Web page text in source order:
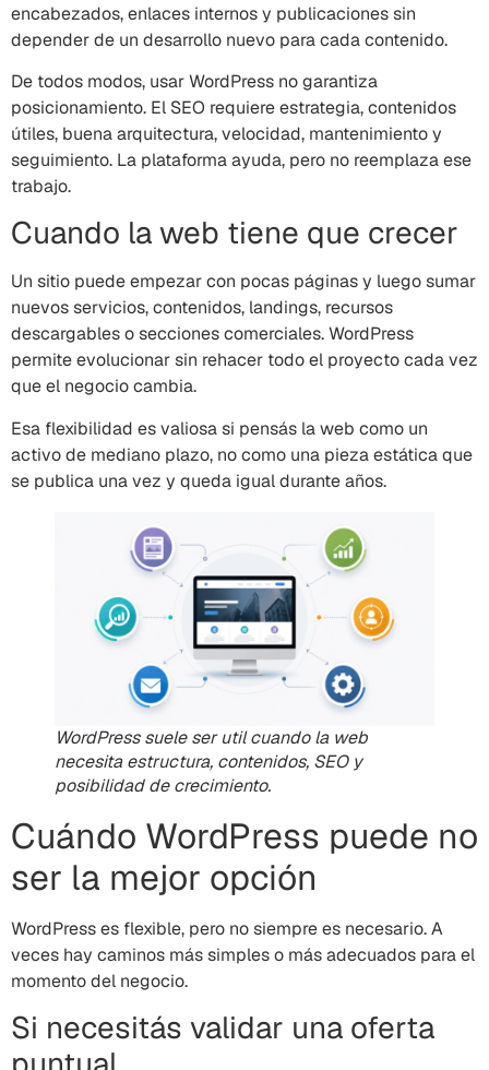
encabezados, enlaces internos y publicaciones sin
depender de un desarrollo nuevo para cada contenido.
De todos modos, usar WordPress no garantiza
posicionamiento. El SEO requiere estrategia, contenidos
útiles, buena arquitectura, velocidad, mantenimiento y
seguimiento. La plataforma ayuda, pero no reemplaza ese
trabajo.
Cuando la web tiene que crecer
Un sitio puede empezar con pocas páginas y luego sumar
nuevos servicios, contenidos, landings, recursos
descargables o secciones comerciales. WordPress
permite evolucionar sin rehacer todo el proyecto cada vez
que el negocio cambia.
Esa flexibilidad es valiosa si pensás la web como un
activo de mediano plazo, no como una pieza estática que
se publica una vez y queda igual durante años.
WordPress suele ser util cuando la web
necesita estructura, contenidos, SEO y
posibilidad de crecimiento.
Cuándo WordPress puede no
ser la mejor opción
WordPress es flexible, pero no siempre es necesario. A
veces hay caminos más simples o más adecuados para el
momento del negocio.
Si necesitás validar una oferta